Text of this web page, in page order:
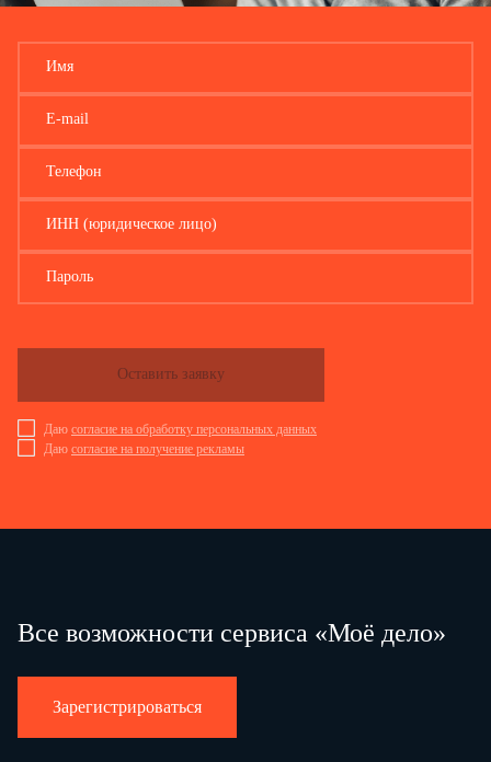
Имя
E-mail
Телефон
ИНН (юридическое лицо)
Пароль
Даю согласие на обработку персональных данных
Даю согласие на получение рекламы
Оставить заявку
Все возможности сервиса «Моё дело»
Зарегистрироваться